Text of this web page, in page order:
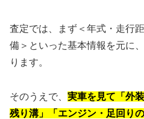
査定では、まず＜年式・走行
備＞といった基本情報を元に
ります。
そのうえで、 実車を見て「外
残り溝」「エンジン・足回り